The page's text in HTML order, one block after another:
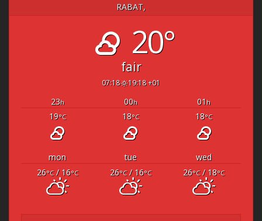
RABAT,
20°
fair
07:18 19:18 +01
23h 00h 01 h
19°C 18°C 18°C
mon tue
wed
26°C/ 16°C 26°C/ 16°C 26°C/ 18°C